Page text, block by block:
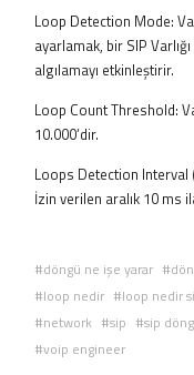
Loop Detection Mode:
ayarlamak, bir SIP
algılamayı etkinleştirir.
Loop Count Threshold:
10.000’dir.
Loops Detection Interval
İzin verilen aralık 10 ms
döngü ne işe yarar
loop nedir
loop nedir
network
sip sip
voip engineer